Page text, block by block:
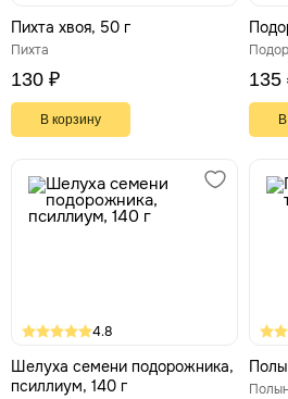
Пихта хвоя, 50 г
Пихта
130 ₽
В корзину
135
4.8
Шелуха семени подорожника,
псиллиум, 140 г